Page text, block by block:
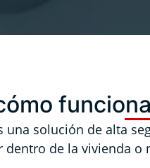
una solución de alta
dentro de la vivienda